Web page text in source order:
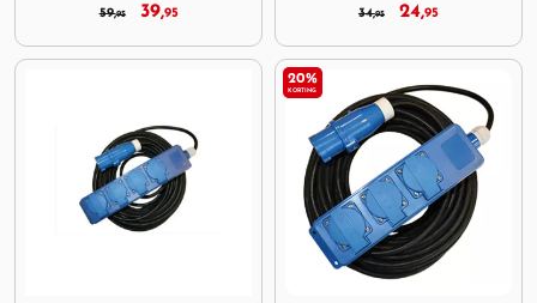
59,95 39,95 34,95 24,95
20%
KORTING